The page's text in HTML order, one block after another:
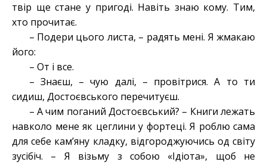
твір ще стане у пригоді. Навіть знаю кому. Тим,
хто прочитає.
– Подери цього листа, – радять мені. Я жмакаю
його:
– От і все.
– Знаєш, – чую далі, – провітрися. А то ти
сидиш, Достоєвського перечитуєш.
– А чим поганий Достоєвський? – Книги лежать
навколо мене як цеглини у фортеці. Я роблю сама
для себе кам’яну кладку, відгороджуючись од світу
зусібіч. – Я візьму з собою «Ідіота», щоб не